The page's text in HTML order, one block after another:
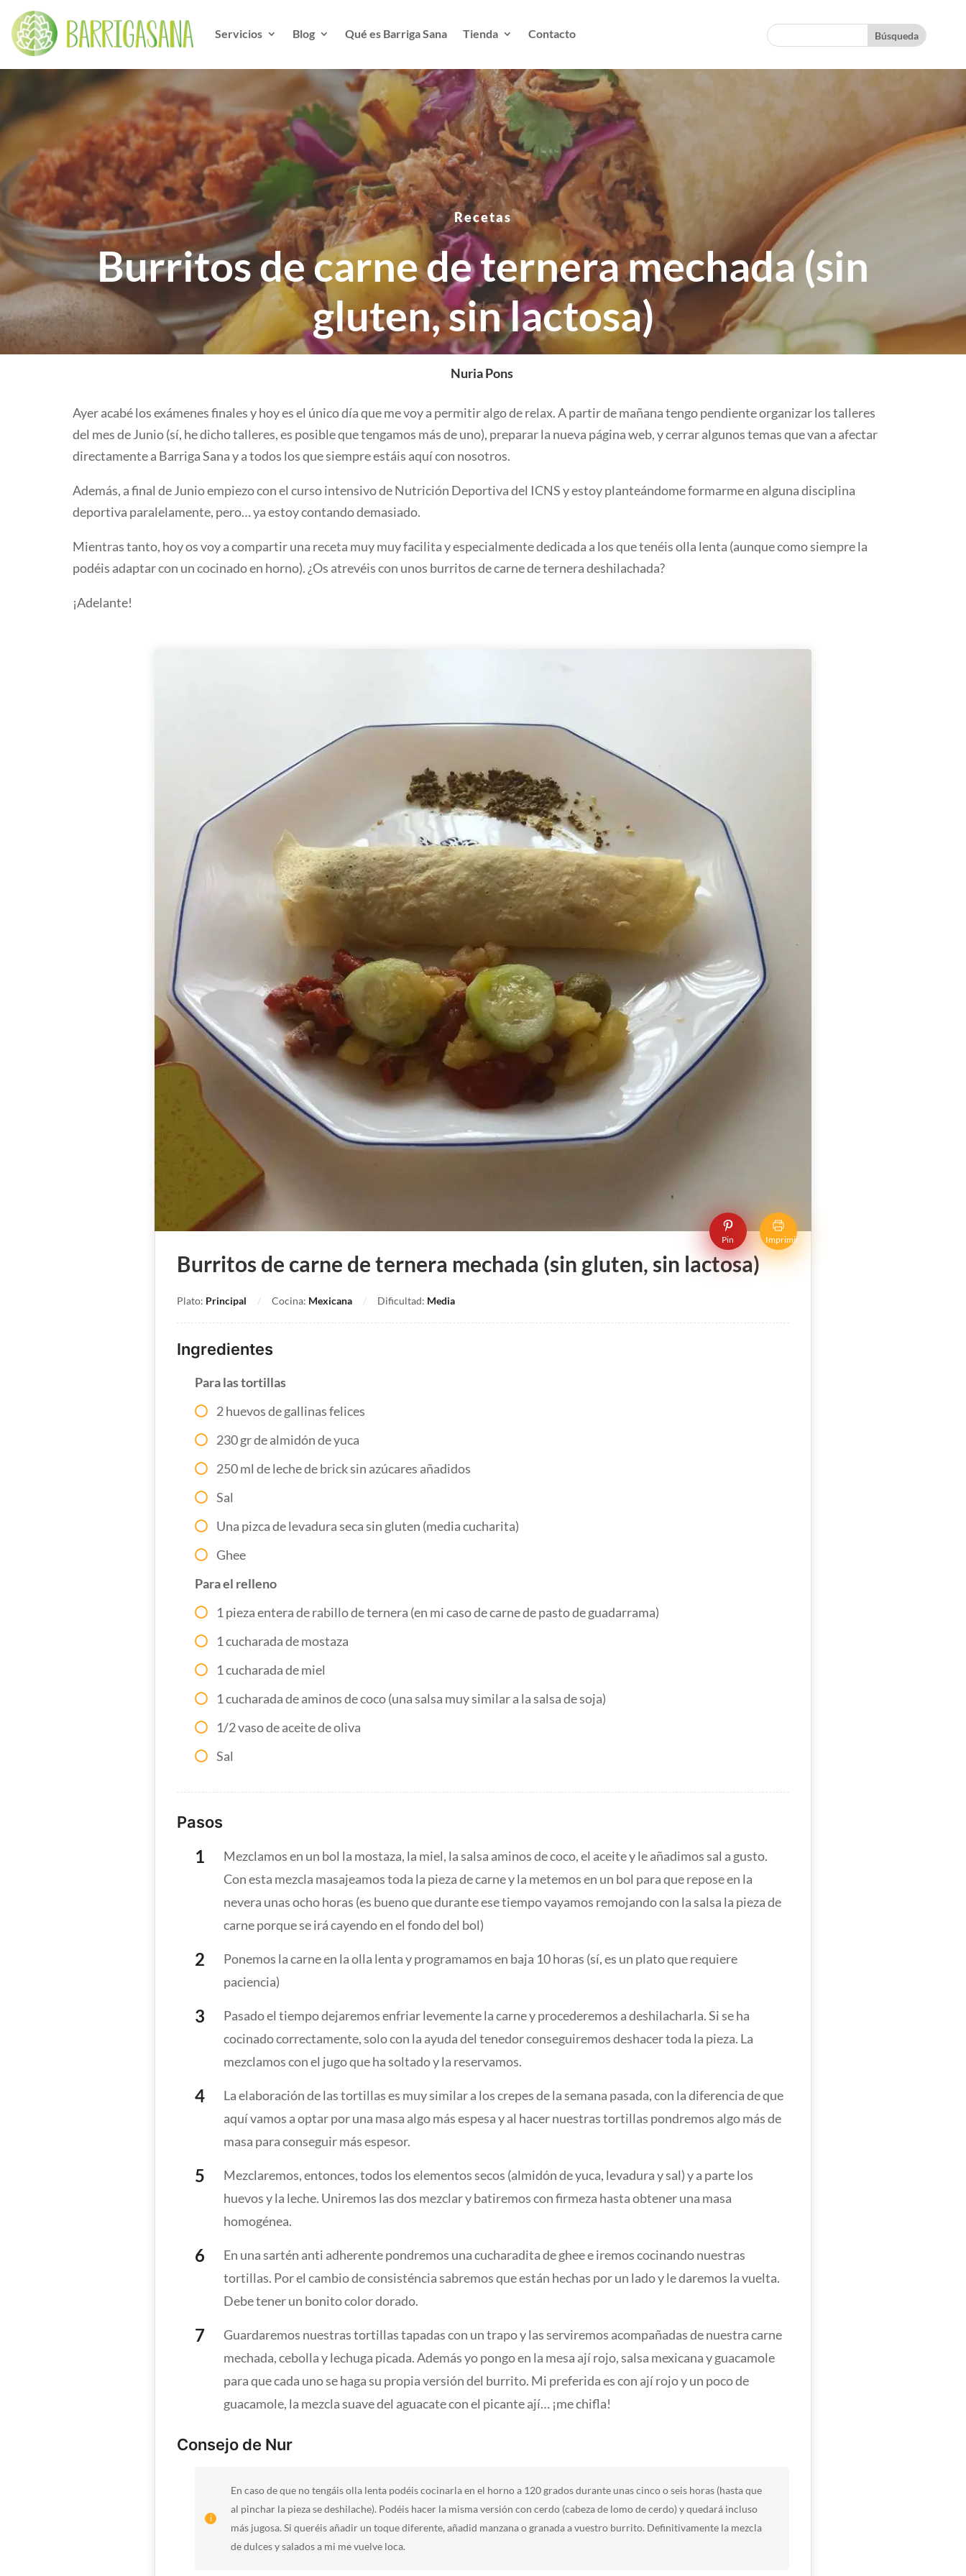
Servicios Blog Qué es Barriga Sana Tienda Contacto
Recetas
Burritos de carne de ternera mechada (sin
gluten, sin lactosa)
Nuria Pons
Ayer acabé los exámenes finales y hoy es el único día que me voy a permitir algo de relax. A partir de mañana tengo pendiente organizar los talleres
del mes de Junio (sí, he dicho talleres, es posible que tengamos más de uno), preparar la nueva página web, y cerrar algunos temas que van a afectar
directamente a Barriga Sana y a todos los que siempre estáis aquí con nosotros.
Además, a final de Junio empiezo con el curso intensivo de Nutrición Deportiva del ICNS y estoy planteándome formarme en alguna disciplina
deportiva paralelamente, pero… ya estoy contando demasiado.
Mientras tanto, hoy os voy a compartir una receta muy muy facilita y especialmente dedicada a los que tenéis olla lenta (aunque como siempre la
podéis adaptar con un cocinado en horno). ¿Os atrevéis con unos burritos de carne de ternera deshilachada?
¡Adelante!
Pin Imprimir
Burritos de carne de ternera mechada (sin gluten, sin lactosa)
Plato: Principal Cocina: Mexicana Dificultad: Media
Ingredientes
Para las tortillas
2 huevos de gallinas felices
230 gr de almidón de yuca
250 ml de leche de brick sin azúcares añadidos
Sal
Una pizca de levadura seca sin gluten (media cucharita)
Ghee
Para el relleno
1 pieza entera de rabillo de ternera (en mi caso de carne de pasto de guadarrama)
1 cucharada de mostaza
1 cucharada de miel
1 cucharada de aminos de coco (una salsa muy similar a la salsa de soja)
1/2 vaso de aceite de oliva
Sal
Pasos
Mezclamos en un bol la mostaza, la miel, la salsa aminos de coco, el aceite y le añadimos sal a gusto.
Con esta mezcla masajeamos toda la pieza de carne y la metemos en un bol para que repose en la
nevera unas ocho horas (es bueno que durante ese tiempo vayamos remojando con la salsa la pieza de
carne porque se irá cayendo en el fondo del bol)
Ponemos la carne en la olla lenta y programamos en baja 10 horas (sí, es un plato que requiere
paciencia)
Pasado el tiempo dejaremos enfriar levemente la carne y procederemos a deshilacharla. Si se ha
cocinado correctamente, solo con la ayuda del tenedor conseguiremos deshacer toda la pieza. La
mezclamos con el jugo que ha soltado y la reservamos.
La elaboración de las tortillas es muy similar a los crepes de la semana pasada, con la diferencia de que
aquí vamos a optar por una masa algo más espesa y al hacer nuestras tortillas pondremos algo más de
masa para conseguir más espesor.
Mezclaremos, entonces, todos los elementos secos (almidón de yuca, levadura y sal) y a parte los
huevos y la leche. Uniremos las dos mezclar y batiremos con firmeza hasta obtener una masa
homogénea.
En una sartén anti adherente pondremos una cucharadita de ghee e iremos cocinando nuestras
tortillas. Por el cambio de consisténcia sabremos que están hechas por un lado y le daremos la vuelta.
Debe tener un bonito color dorado.
Guardaremos nuestras tortillas tapadas con un trapo y las serviremos acompañadas de nuestra carne
mechada, cebolla y lechuga picada. Además yo pongo en la mesa ají rojo, salsa mexicana y guacamole
para que cada uno se haga su propia versión del burrito. Mi preferida es con ají rojo y un poco de
guacamole, la mezcla suave del aguacate con el picante ají… ¡me chifla!
Consejo de Nur
En caso de que no tengáis olla lenta podéis cocinarla en el horno a 120 grados durante unas cinco o seis horas (hasta que
al pinchar la pieza se deshilache). Podéis hacer la misma versión con cerdo (cabeza de lomo de cerdo) y quedará incluso
más jugosa. Si queréis añadir un toque diferente, añadid manzana o granada a vuestro burrito. Definitivamente la mezcla
de dulces y salados a mi me vuelve loca.